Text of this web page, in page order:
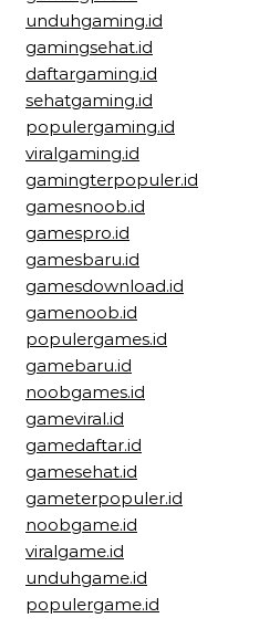
unduhgaming.id
gamingsehat.id
daftargaming.id
sehatgaming.id
populergaming.id
viralgaming.id
gamingterpopuler.id
gamesnoob.id
gamespro.id
gamesbaru.id
gamesdownload.id
gamenoob.id
populergames.id
gamebaru.id
noobgames.id
gameviral.id
gamedaftar.id
gamesehat.id
gameterpopuler.id
noobgame.id
viralgame.id
unduhgame.id
populergame.id